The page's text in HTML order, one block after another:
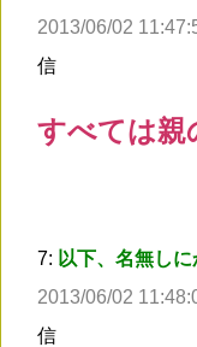
2013/06/02
信
すべては親
7: 以下、名無し
2013/06/02
信